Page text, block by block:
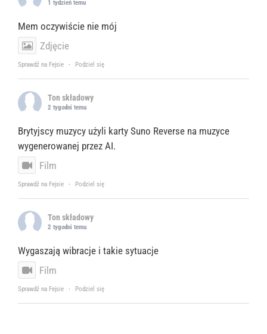
1 tydzień temu
Mem oczywiście nie mój
Zdjęcie
Sprawdź na Fejsie · Podziel się
Ton składowy
2 tygodni temu
Brytyjscy muzycy użyli karty Suno Reverse na muzyce
wygenerowanej przez AI.
Film
Sprawdź na Fejsie · Podziel się
Ton składowy
2 tygodni temu
Wygaszają wibracje i takie sytuacje
Film
Sprawdź na Fejsie · Podziel się